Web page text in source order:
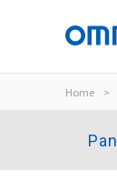
Home >